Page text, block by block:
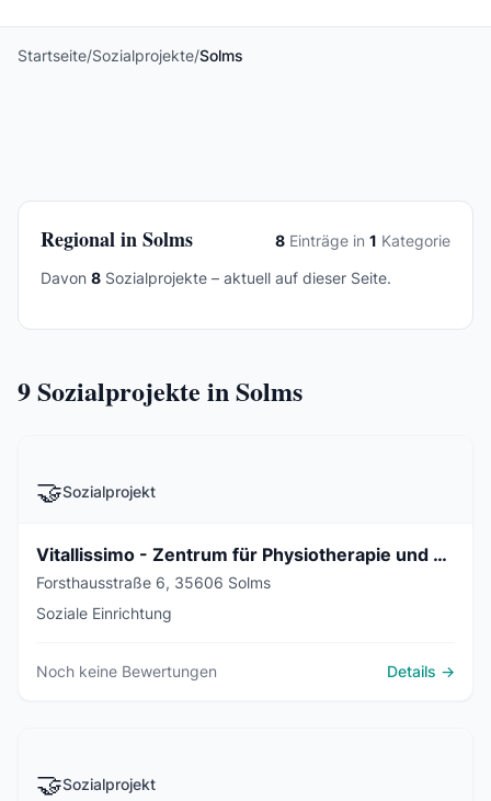
Startseite/Sozialprojekte/Solms
Regional in Solms 8 Einträge in 1 Kategorie
Davon 8 Sozialprojekte – aktuell auf dieser Seite.
9Sozialprojekte in Solms
🤝Sozialprojekt
Vitallissimo - Zentrum für Physiotherapie und Osteopathie
Forsthausstraße 6, 35606 Solms
Soziale Einrichtung
Noch keine Bewertungen Details →
🤝Sozialprojekt